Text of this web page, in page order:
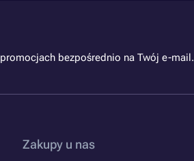
bezpośrednio na Twój e-mail.
Zakupy u nas